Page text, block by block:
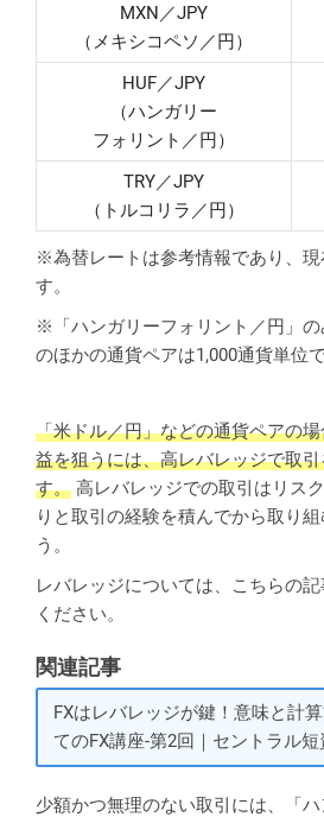
MXN／JPY
（メキシコペソ／円）
HUF／JPY
（ハンガリー
フォリント／円）
TRY／JPY
（トルコリラ／円）
※為替レートは参考情報であり、現
す。
※「ハンガリーフォリント／円」の
のほかの通貨ペアは1,000通貨単位で
「米ドル／円」などの通貨ペアの
益を狙うには、高レバレッジで取
す。 高レバレッジでの取引はリス
りと取引の経験を積んでから取り
う。
レバレッジについては、こちらの
ください。
関連記事
FXはレバレッジが鍵！意味と計
てのFX講座-第2回｜セントラル短
少額かつ無理のない取引には、「